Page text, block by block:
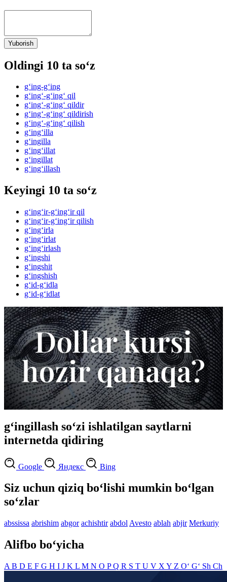
Yuborish
Oldingi 10 ta so‘z
g‘ing-g‘ing
g‘ing‘-g‘ing‘ qil
g‘ing‘-g‘ing‘ qildir
g‘ing‘-g‘ing‘ qildirish
g‘ing‘-g‘ing‘ qilish
g‘ing‘illa
g‘ingilla
g‘ing‘illat
g‘ingillat
g‘ing‘illash
Keyingi 10 ta so‘z
g‘ing‘ir-g‘ing‘ir qil
g‘ing‘ir-g‘ing‘ir qilish
g‘ing‘irla
g‘ing‘irlat
g‘ing‘irlash
g‘ingshi
g‘ingshit
g‘ingshish
g‘id-g‘idla
g‘id-g‘idlat
g‘ingillash so‘zi ishlatilgan saytlarni
internetda qidiring
Google Яндекс Bing
Siz uchun qiziq bo‘lishi mumkin bo‘lgan
so‘zlar
abssissa abrishim abgor achishtir abdol Avesto ablah abjir Merkuriy
Alifbo bo‘yicha
A B D E F G H I J K L M N O PQ R S T U V X Y Z O‘ G‘ Sh Ch